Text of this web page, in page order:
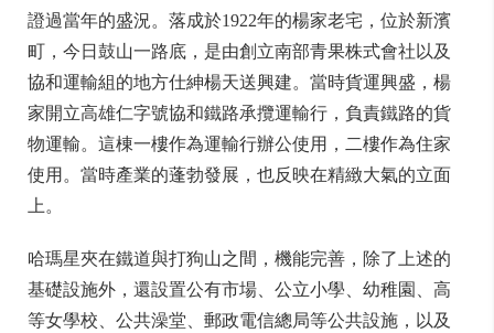
證過當年的盛況。落成於1922年的楊家老宅，位於新濱
町，今日鼓山一路底，是由創立南部青果株式會社以及
協和運輸組的地方仕紳楊天送興建。當時貨運興盛，楊
家開立高雄仁字號協和鐵路承攬運輸行，負責鐵路的貨
物運輸。這棟一樓作為運輸行辦公使用，二樓作為住家
使用。當時產業的蓬勃發展，也反映在精緻大氣的立面
上。
哈瑪星夾在鐵道與打狗山之間，機能完善，除了上述的
基礎設施外，還設置公有市場、公立小學、幼稚園、高
等女學校、公共澡堂、郵政電信總局等公共設施，以及